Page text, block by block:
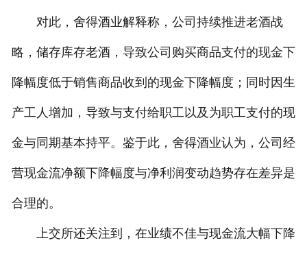
对此，舍得酒业解释称，公司持续推进老酒战
略，储存库存老酒，导致公司购买商品支付的现金下
降幅度低于销售商品收到的现金下降幅度；同时因生
产工人增加，导致与支付给职工以及为职工支付的现
金与同期基本持平。鉴于此，舍得酒业认为，公司经
营现金流净额下降幅度与净利润变动趋势存在差异是
合理的。
上交所还关注到，在业绩不佳与现金流大幅下降